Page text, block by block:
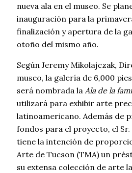
nueva ala en el museo. Se
inauguración para la
finalización y apertura de la
otoño del mismo año.
Según Jeremy Mikolajczak,
museo, la galería de 6,000
será nombrada la Ala de la
utilizará para exhibir arte
latinoamericano. Además de
fondos para el proyecto, el
tiene la intención de
Arte de Tucson (TMA) un
su extensa colección de arte